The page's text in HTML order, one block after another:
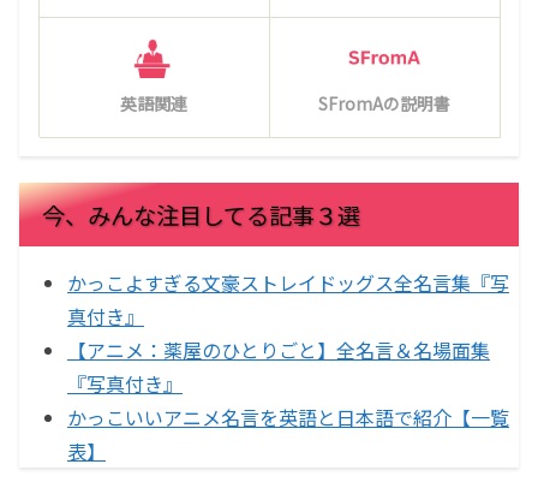
英語関連 SFromAの説明書
今、みんな注目してる記事３選
かっこよすぎる文豪ストレイドッグス全名言集『写
真付き』
【アニメ：薬屋のひとりごと】全名言＆名場面集
『写真付き』
かっこいいアニメ名言を英語と日本語で紹介【一覧
表】